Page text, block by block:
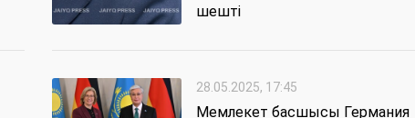
шешті
28.05.2025, 17:45
Мемлекет басшысы Германия